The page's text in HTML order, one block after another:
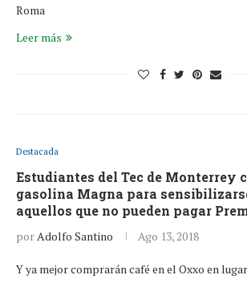
Roma
Leer más
Destacada
Estudiantes del Tec de Monterrey
gasolina Magna para
aquellos que no pueden pagar
porAdolfo Santino Ago 13, 2018
Y ya mejor comprarán café en el Oxxo en